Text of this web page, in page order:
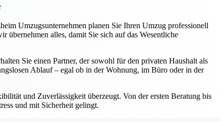
Umzugsunternehmen planen Sie Ihren Umzug professionell
übernehmen alles, damit Sie sich auf das Wesentliche
Sie einen Partner, der sowohl für den privaten Haushalt als
Ablauf – egal ob in der Wohnung, im Büro oder in der
und Zuverlässigkeit überzeugt. Von der ersten Beratung bis
und mit Sicherheit gelingt.